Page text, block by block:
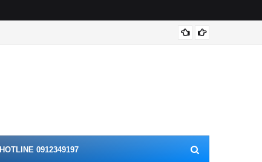
HOTLINE 0912349197